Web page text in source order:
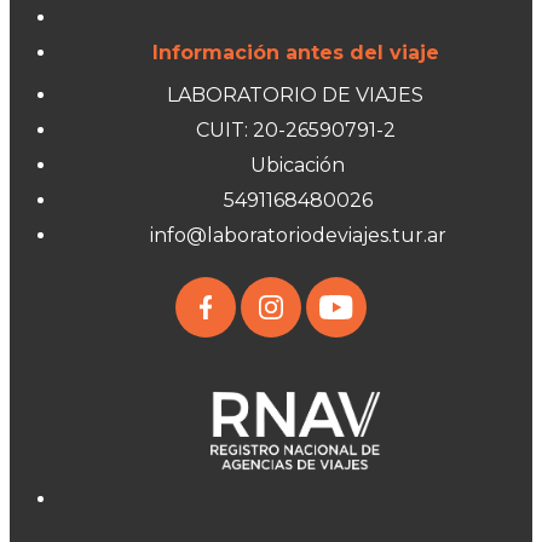
Información antes del viaje
LABORATORIO DE VIAJES
CUIT: 20-26590791-2
Ubicación
5491168480026
info@laboratoriodeviajes.tur.ar